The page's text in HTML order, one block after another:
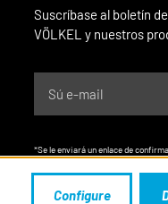
Suscríbase al boletín
VÖLKEL y nuestros
*Se le enviará un enlace de
momento de forma gratuita.
Configure